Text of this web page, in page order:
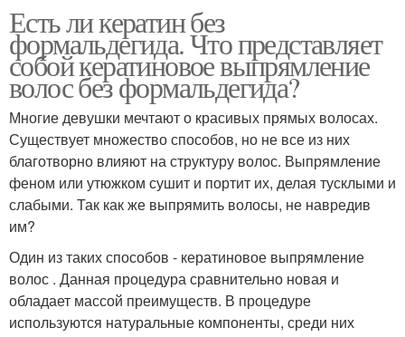
Есть ли кератин без
формальдегида. Что представляет
собой кератиновое выпрямление
волос без формальдегида?
Многие девушки мечтают о красивых прямых волосах.
Существует множество способов, но не все из них
благотворно влияют на структуру волос. Выпрямление
феном или утюжком сушит и портит их, делая тусклыми и
слабыми. Так как же выпрямить волосы, не навредив
им?
Один из таких способов - кератиновое выпрямление
волос . Данная процедура сравнительно новая и
обладает массой преимуществ. В процедуре
используются натуральные компоненты, среди них